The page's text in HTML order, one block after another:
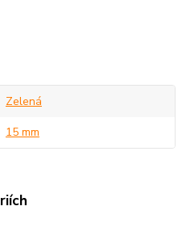
Zelená
15 mm